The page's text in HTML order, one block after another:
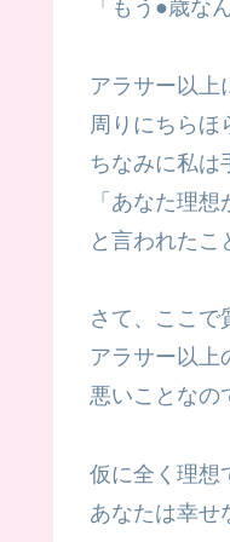
「もう●歳な
アラサー以上
周りにちらほ
ちなみに私は
「あなた理想
と言われたこ
さて、ここで
アラサー以上
悪いことなの
仮に全く理想
あなたは幸せ